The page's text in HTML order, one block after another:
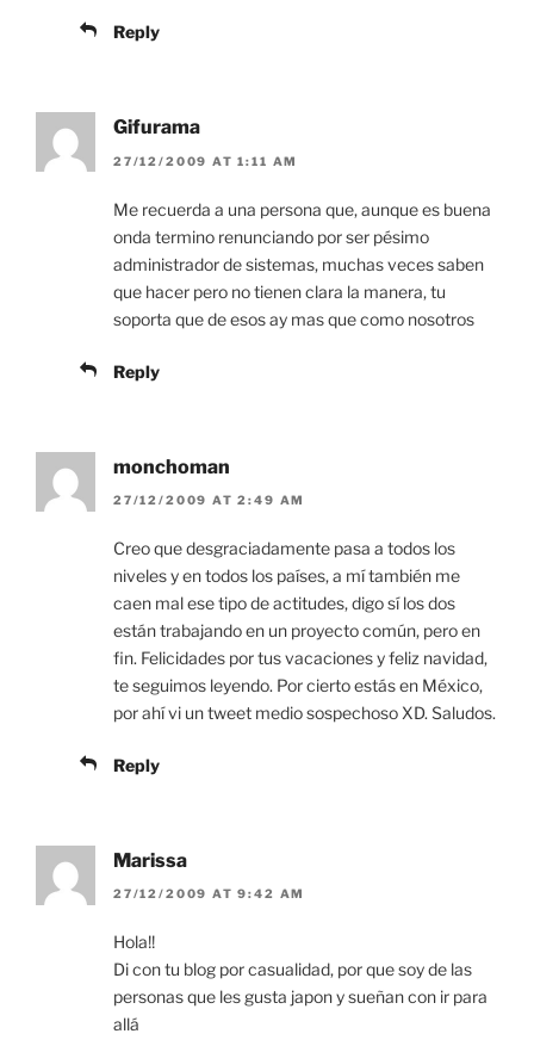
Reply
Gifurama
27/12/2009 AT 1:11 AM
Me recuerda a una persona que, aunque es buena
onda termino renunciando por ser pésimo
administrador de sistemas, muchas veces saben
que hacer pero no tienen clara la manera, tu
soporta que de esos ay mas que como nosotros
Reply
monchoman
27/12/2009 AT 2:49 AM
Creo que desgraciadamente pasa a todos los
niveles y en todos los países, a mí también me
caen mal ese tipo de actitudes, digo sí los dos
están trabajando en un proyecto común, pero en
fin. Felicidades por tus vacaciones y feliz navidad,
te seguimos leyendo. Por cierto estás en México,
por ahí vi un tweet medio sospechoso XD. Saludos.
Reply
Marissa
27/12/2009 AT 9:42 AM
Hola!!
Di con tu blog por casualidad, por que soy de las
personas que les gusta japon y sueñan con ir para
allá